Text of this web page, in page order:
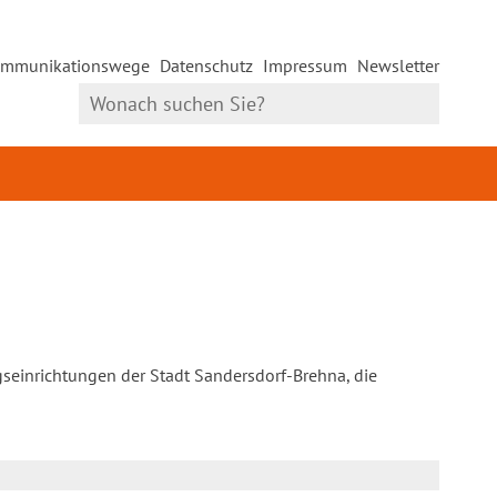
Datenschutz Impressum Newsletter
der Stadt Sandersdorf-Brehna, die